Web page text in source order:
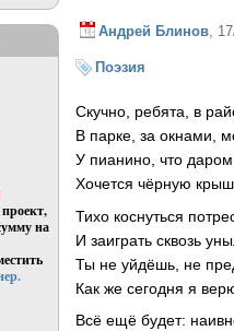
Андрей Блинов ,
Поэзия
Скучно, ребята, в
В парке, за окнами,
У пианино, что даром
Хочется чёрную
Тихо коснуться
И заиграть сквозь
Ты не уйдёшь, не
Как же сегодня я
Всё ещё будет:
на